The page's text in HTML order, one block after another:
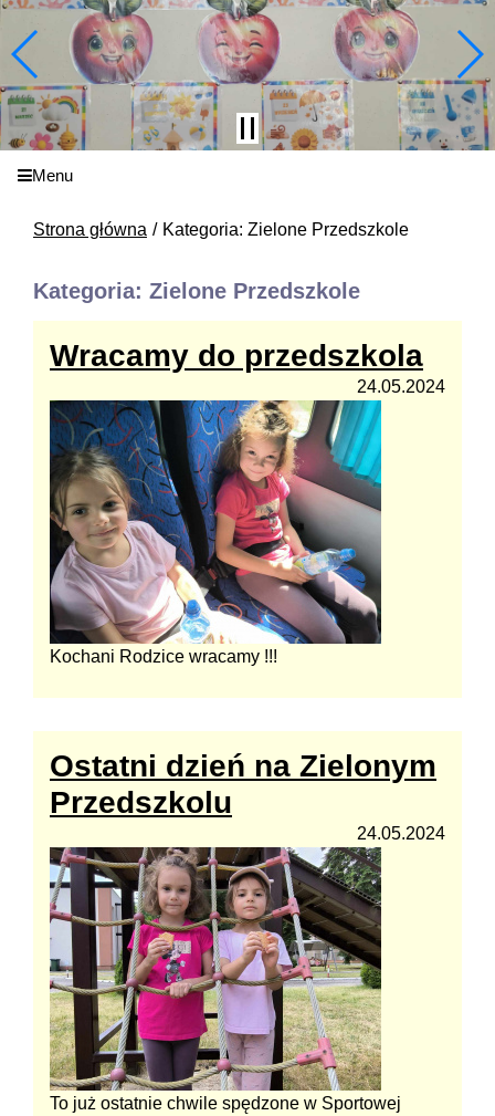
Menu
Strona główna Kategoria: Zielone Przedszkole
Kategoria: Zielone Przedszkole
Wracamy do przedszkola
24.05.2024
Kochani Rodzice wracamy !!!
Ostatni dzień na Zielonym
Przedszkolu
24.05.2024
To już ostatnie chwile spędzone w Sportowej